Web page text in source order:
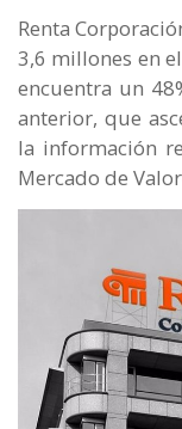
Renta
3,6 millones en
encuentra un
anterior, que
la información
Mercado de